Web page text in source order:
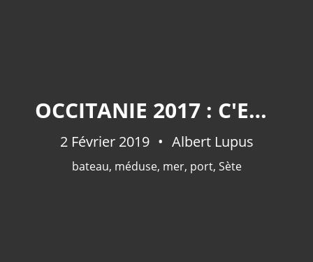
OCCITANIE 2017 : C'EST À VOIR, J'EN SUIS MÉDUSÉ.
2 Février 2019 Albert Lupus
bateau, méduse, mer, port, Sète